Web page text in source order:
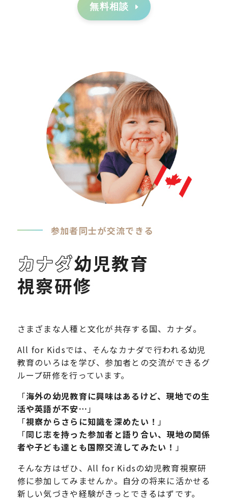
無料相談
参加者同士が交流できる
カナダ幼児教育
視察研修
さまざまな人種と文化が共存する国、カナダ。
All for Kidsでは、そんなカナダで行われる幼児
教育のいろはを学び、参加者との交流ができるグ
ループ研修を行っています。
「海外の幼児教育に興味はあるけど、現地での生
活や英語が不安… 」
「視察からさらに知識を深めたい！ 」
「同じ志を持った参加者と語り合い、現地の関係
者や子ども達とも国際交流してみたい！ 」
そんな方はぜひ、All for Kidsの幼児教育視察研
修に参加してみませんか。自分の将来に活かせる
新しい気づきや経験がきっとできるはずです。